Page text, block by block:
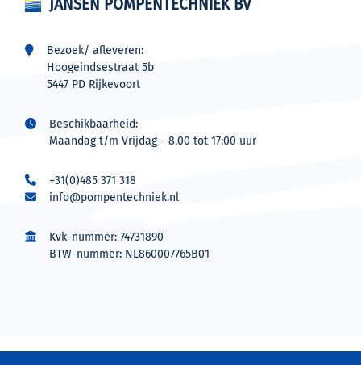
JANSEN POMPENTECHNIEK BV
Bezoek/ afleveren:
Hoogeindsestraat 5b
5447 PD Rijkevoort
Beschikbaarheid:
Maandag t/m Vrijdag - 8.00 tot 17:00 uur
+31(0)485 371 318
info@pompentechniek.nl
Kvk-nummer: 74731890
BTW-nummer: NL860007765B01